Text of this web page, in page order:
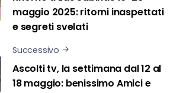
maggio 2025: ritorni inaspettati
e segreti svelati
Successivo
Ascolti tv, la settimana dal 12 al
18 maggio: benissimo Amici e